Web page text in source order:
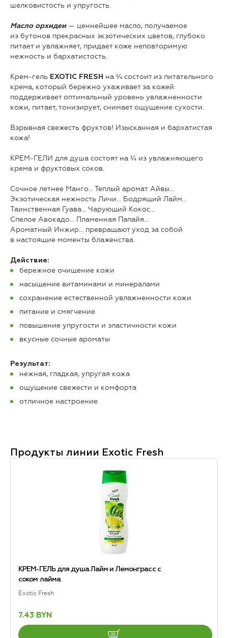
шелковиcтость и упругость.
Масло орхидеи — ценнейшее масло, получаемое
из бутонов прекрасных экзотических цветов, глубоко
питает и увлажняет, придает коже неповторимую
нежность и бархатистость.
Крем-гель EXOTIC FRESH на ¼ состоит из питательного
крема, который бережно ухаживает за кожей:
поддерживает оптимальный уровень увлажненности
кожи, питает, тонизирует, снимает ощущение сухости.
Взрывная свежесть фруктов! Изысканная и бархатистая
кожа!
КРЕМ-ГЕЛИ для душа состоят на ¼ из увлажняющего
крема и фруктовых соков.
Сочное летнее Манго… Теплый аромат Айвы…
Экзотическая нежность Личи… Бодрящий Лайм…
Таинственная Гуава… Чарующий Кокос…
Спелое Авокадо… Пламенная Папайя…
Ароматный Инжир… превращают уход за собой
в настоящие моменты блаженства.
Действие:
бережное очищение кожи
насыщение витаминами и минералами
сохранение естественной увлажненности кожи
питание и смягчение
повышение упругости и эластичности кожи
вкусные сочные ароматы
Результат:
нежная, гладкая, упругая кожа
ощущение свежести и комфорта
отличное настроение
Продукты линии Exotic Fresh
КРЕМ-ГЕЛЬ для душа Лайм и Лемонграсс с
соком лайма
Exotic Fresh
7.43 BYN